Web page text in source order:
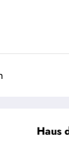
Wesel